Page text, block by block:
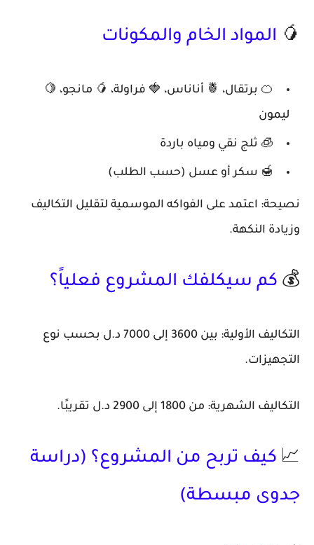
🥭 المواد الخام والمكونات
🍊 برتقال، 🍍 أناناس، 🍓 فراولة، 🥭 مانجو، 🍋
ليمون
🧊 ثلج نقي ومياه باردة
🍯 سكر أو عسل (حسب الطلب)
نصيحة: اعتمد على الفواكه الموسمية لتقليل التكاليف
وزيادة النكهة.
💰 كم سيكلفك المشروع فعلياً؟
التكاليف الأولية:
بين 3600 إلى 7000 د.ل بحسب نوع
التجهيزات.
التكاليف الشهرية: من 1800 إلى 2900 د.ل تقريبًا.
📈 كيف تربح من المشروع؟ (دراسة
جدوى مبسطة)